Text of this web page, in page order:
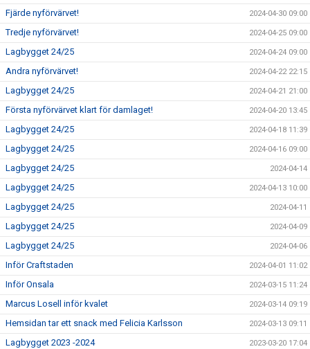
Fjärde nyförvärvet! 2024-04-30 09:00
Tredje nyförvärvet! 2024-04-25 09:00
Lagbygget 24/25 2024-04-24 09:00
Andra nyförvärvet! 2024-04-22 22:15
Lagbygget 24/25 2024-04-21 21:00
Första nyförvärvet klart för damlaget! 2024-04-20 13:45
Lagbygget 24/25 2024-04-18 11:39
Lagbygget 24/25 2024-04-16 09:00
Lagbygget 24/25 2024-04-14
Lagbygget 24/25 2024-04-13 10:00
Lagbygget 24/25 2024-04-11
Lagbygget 24/25 2024-04-09
Lagbygget 24/25 2024-04-06
Inför Craftstaden 2024-04-01 11:02
Inför Onsala 2024-03-15 11:24
Marcus Losell inför kvalet 2024-03-14 09:19
Hemsidan tar ett snack med Felicia Karlsson 2024-03-13 09:11
Lagbygget 2023 -2024 2023-03-20 17:04